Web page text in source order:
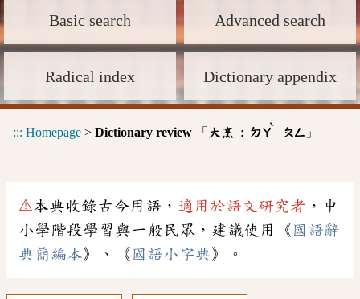
Basic search Advanced search
Radical index Dictionary appendix
::: Homepage > Dictionary review 「 大烹 : ㄉㄚ
ˋ
ㄆㄥ 」
⚠本典收錄古今用語， 適用於語文研究者 ，中
小學階段學習與一般民眾，建議使用《 國語辭
典簡編本》、《 國語小字典》。